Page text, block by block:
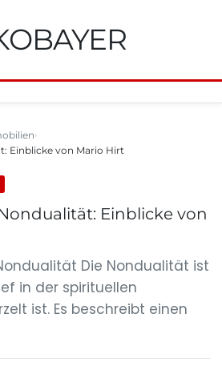
Einblicke von Mario Hirt
Einblicke von
Die Nondualität ist
in der spirituellen
ist. Es beschreibt einen